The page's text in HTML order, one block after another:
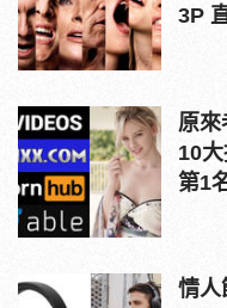
3P
原來
10
第1
情人